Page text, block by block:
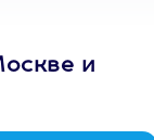
и